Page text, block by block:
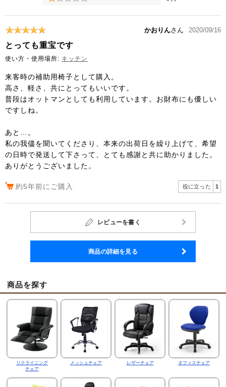
かおりんさん 2020/09/16
とっても重宝です
使い方・使用場所: キッチン
来客時の補助用椅子として購入。
高さ、軽さ、共にとってもいいです。
普段はオットマンとしても利用しています。お財布にも優しい
ですしね。
あと…。
私の我儘を聞いてくださり、本来の出荷日を繰り上げて、希望
の日時で発送して下さって、とても感謝と共に助かりました。
ありがとうございました。
約5年前にご購入 役に立った 1
レビューを書く
商品の詳細を見る
商品を探す
リクライニング
チェア
メッシュチェア レザーチェア オフィスチェア